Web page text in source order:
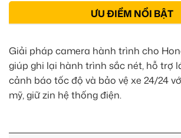
ƯU ĐIỂM NỔI BẬT
Giải pháp camera hành trình cho
giúp ghi lại hành trình sắc nét, hỗ trợ
cảnh báo tốc độ và bảo vệ xe 24/24
mỹ, giữ zin hệ thống điện.